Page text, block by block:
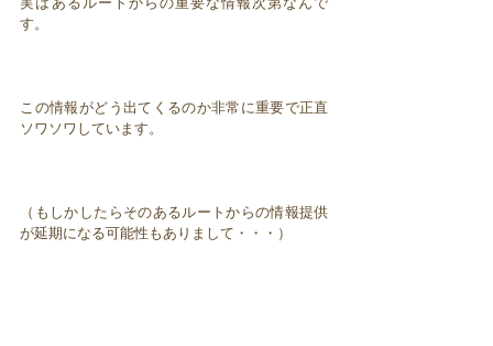
す。
この情報がどう出てくるのか非常に重要で正直
ソワソワしています。
（もしかしたらそのあるルートからの情報提供
が延期になる可能性もありまして・・・）